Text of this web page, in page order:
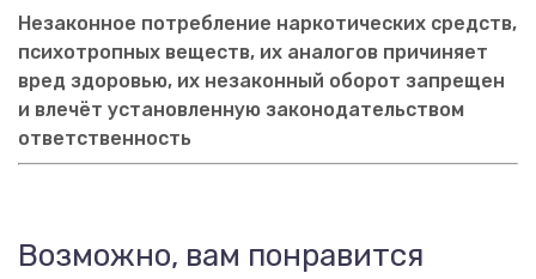
Незаконное потребление наркотических средств,
психотропных веществ, их аналогов причиняет
вред здоровью, их незаконный оборот запрещен
и влечёт установленную законодательством
ответственность
Возможно, вам понравится